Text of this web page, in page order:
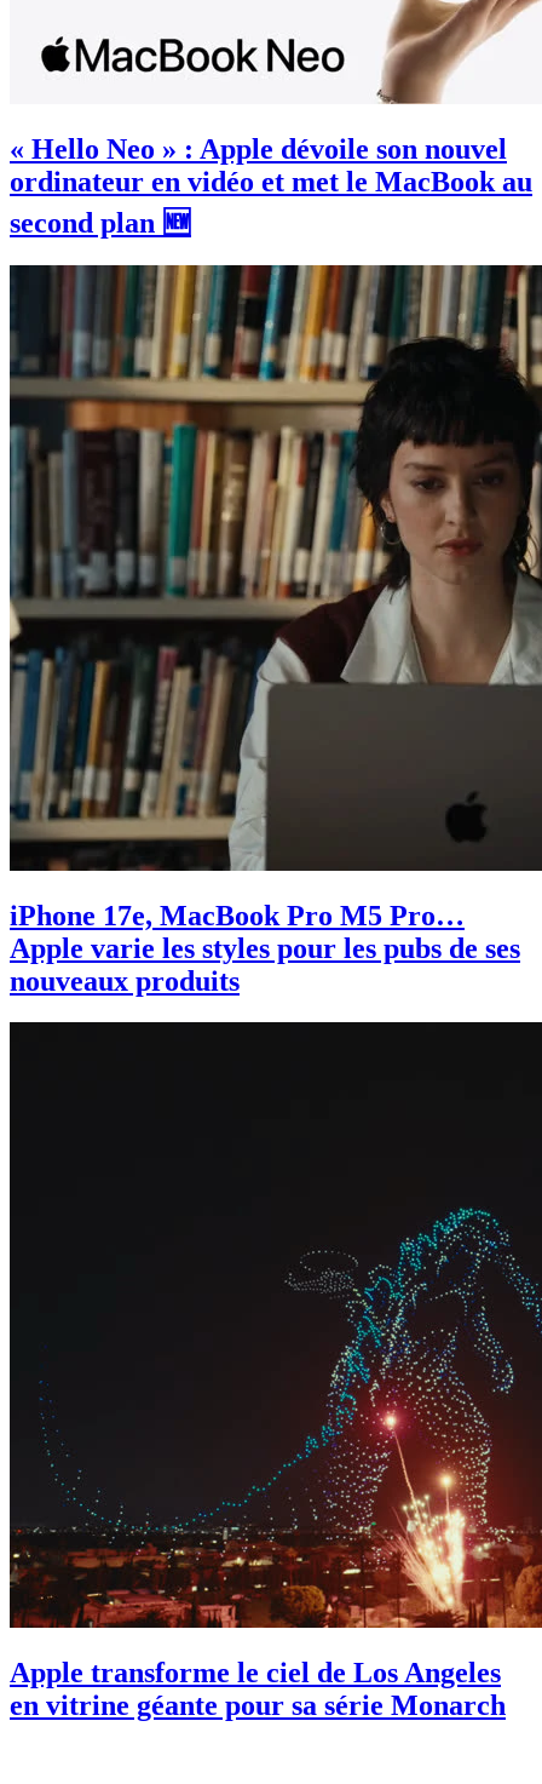
« Hello Neo » : Apple dévoile son nouvel
ordinateur en vidéo et met le MacBook au
second plan 🆕
iPhone 17e, MacBook Pro M5 Pro…
Apple varie les styles pour les pubs de ses
nouveaux produits
Apple transforme le ciel de Los Angeles
en vitrine géante pour sa série Monarch